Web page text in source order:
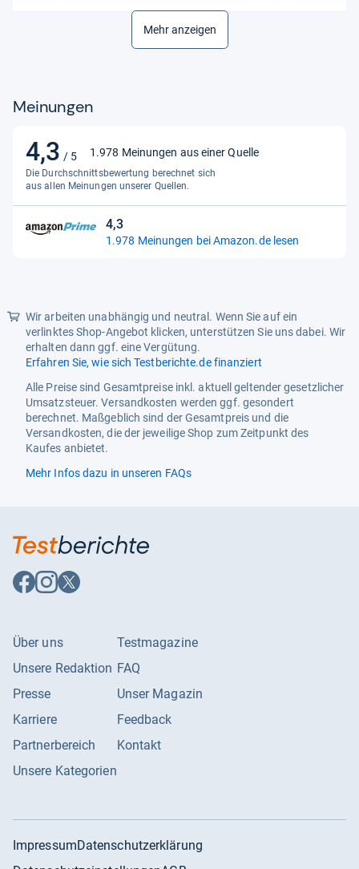
AMG 98
MiniMassagegerät
Ursprungsland
Mehr anzeigen
Meinungen
4,3 / 5
4,3
von
5
Sternen
1.978 Meinungen aus einer Quelle
Die Durchschnittsbewertung berechnet sich
aus allen Meinungen unserer Quellen.
4,3
4,3
von
1.978 Meinungen bei Amazon.de lesen
Wir arbeiten unabhängig und neutral. Wenn Sie auf ein
verlinktes Shop-Angebot klicken, unterstützen Sie uns dabei. Wir
erhalten dann ggf. eine Vergütung.
Erfahren Sie, wie sich Testberichte.de finanziert
Alle Preise sind Gesamtpreise inkl. aktuell geltender gesetzlicher
Umsatzsteuer. Versandkosten werden ggf. gesondert
berechnet. Maßgeblich sind der Gesamtpreis und die
Versandkosten, die der jeweilige Shop zum Zeitpunkt des
Kaufes anbietet.
Mehr Infos dazu in unseren FAQs
Auf
Facebook
Auf
Instagram
Auf
X
Über uns
Unsere Redaktion
Presse
Karriere
Partnerbereich
Unsere Kategorien
Testmagazine
FAQ
Unser Magazin
Feedback
Kontakt
ImpressumDatenschutzerklärung